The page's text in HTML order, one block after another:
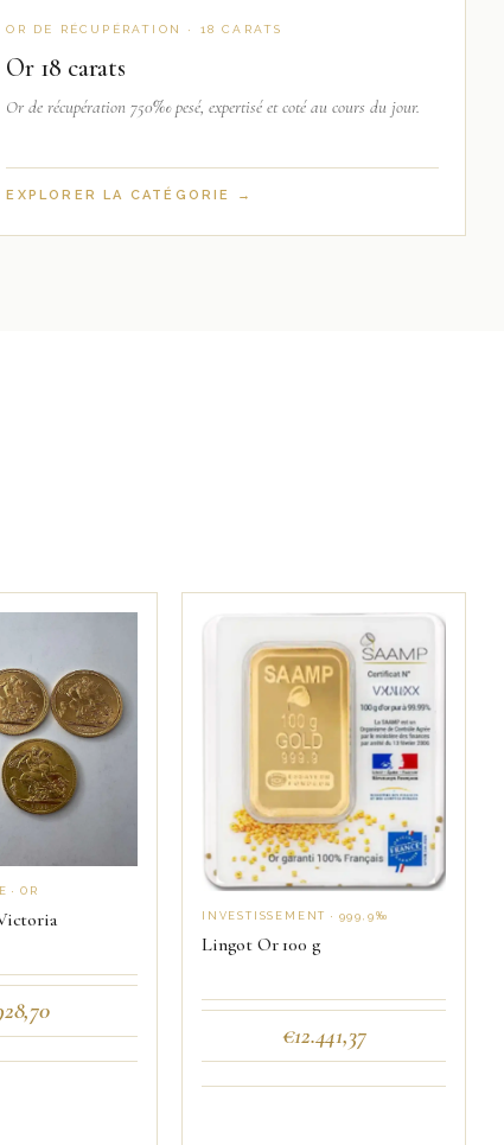
OR DE RÉCUPÉRATION · 18 CARATS
Or 18 carats
Or de récupération 750‰ pesé, expertisé et coté au cours du jour.
EXPLORER LA CATÉGORIE →
· OR
INVESTISSEMENT · 999,9‰
Lingot Or 100 g
€12.441,37